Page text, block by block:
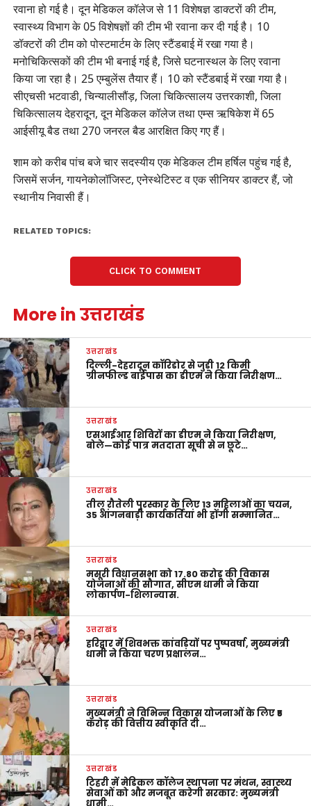
रवाना हो गई है। दून मेडिकल कॉलेज से 11 विशेषज्ञ डाक्टरों की टीम,
स्वास्थ्य विभाग के 05 विशेषज्ञों की टीम भी रवाना कर दी गई है। 10
डॉक्टरों की टीम को पोस्टमार्टम के लिए स्टैंडबाई में रखा गया है।
मनोचिकित्सकों की टीम भी बनाई गई है, जिसे घटनास्थल के लिए रवाना
किया जा रहा है। 25 एम्बुलेंस तैयार हैं। 10 को स्टैंडबाई में रखा गया है।
सीएचसी भटवाडी, चिन्यालीसौंड़, जिला चिकित्सालय उत्तरकाशी, जिला
चिकित्सालय देहरादून, दून मेडिकल कॉलेज तथा एम्स ऋषिकेश में 65
आईसीयू बैड तथा 270 जनरल बैड आरक्षित किए गए हैं।
शाम को करीब पांच बजे चार सदस्यीय एक मेडिकल टीम हर्षिल पहुंच गई है,
जिसमें सर्जन, गायनेकोलॉजिस्ट, एनेस्थेटिस्ट व एक सीनियर डाक्टर हैं, जो
स्थानीय निवासी हैं।
RELATED TOPICS:
CLICK TO COMMENT
More in उत्तराखंड
उत्तराखंड
दिल्ली-देहरादून कॉरिडोर से जुड़ी 12 किमी
ग्रीनफील्ड बाईपास का डीएम ने किया निरीक्षण…
उत्तराखंड
एसआईआर शिविरों का डीएम ने किया निरीक्षण,
बोले—कोई पात्र मतदाता सूची से न छूटे…
उत्तराखंड
तीलू रौतेली पुरस्कार के लिए 13 महिलाओं का चयन,
35 आंगनबाड़ी कार्यकर्तियां भी होंगी सम्मानित…
उत्तराखंड
मसूरी विधानसभा को 17.80 करोड़ की विकास
योजनाओं की सौगात, सीएम धामी ने किया
लोकार्पण-शिलान्यास.
उत्तराखंड
हरिद्वार में शिवभक्त कांवड़ियों पर पुष्पवर्षा, मुख्यमंत्री
धामी ने किया चरण प्रक्षालन…
उत्तराखंड
मुख्यमंत्री ने विभिन्न विकास योजनाओं के लिए ₹5
करोड़ की वित्तीय स्वीकृति दी…
उत्तराखंड
टिहरी में मेडिकल कॉलेज स्थापना पर मंथन, स्वास्थ्य
सेवाओं को और मजबूत करेगी सरकार: मुख्यमंत्री
धामी…